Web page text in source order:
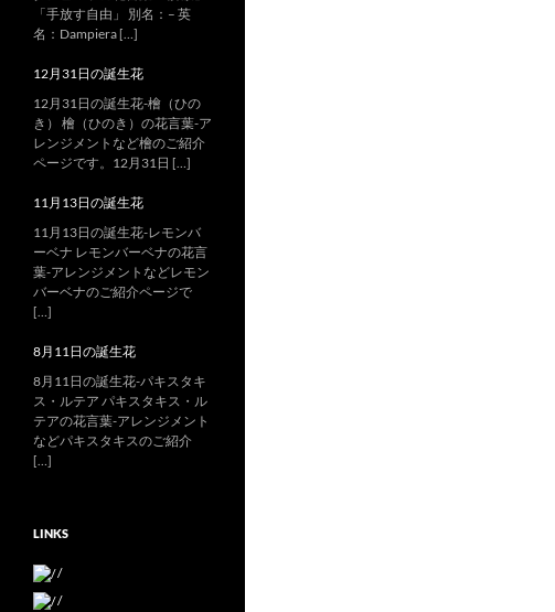
「手放す自由」 別名：– 英
名：Dampiera […]
12月31日の誕生花
12月31日の誕生花-檜（ひの
き） 檜（ひのき）の花言葉-ア
レンジメントなど檜のご紹介
ページです。12月31日 […]
11月13日の誕生花
11月13日の誕生花-レモンバ
ーベナ レモンバーベナの花言
葉-アレンジメントなどレモン
バーベナのご紹介ページで
[…]
8月11日の誕生花
8月11日の誕生花-パキスタキ
ス・ルテア パキスタキス・ル
テアの花言葉-アレンジメント
などパキスタキスのご紹介
[…]
LINKS
/
/